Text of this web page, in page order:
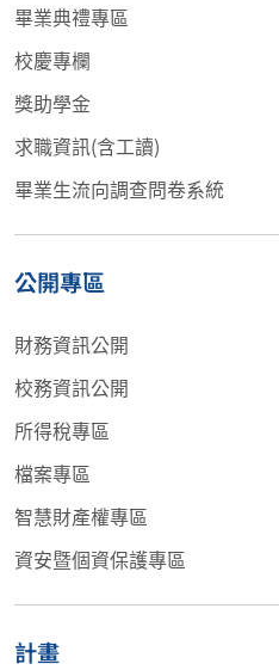
畢業典禮專區
校慶專欄
獎助學金
求職資訊(含工讀)
畢業生流向調查問卷系統
公開專區
財務資訊公開
校務資訊公開
所得稅專區
檔案專區
智慧財產權專區
資安暨個資保護專區
計畫